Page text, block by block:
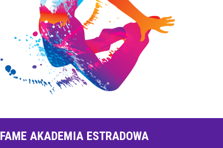
FAME AKADEMIA ESTRADOWA